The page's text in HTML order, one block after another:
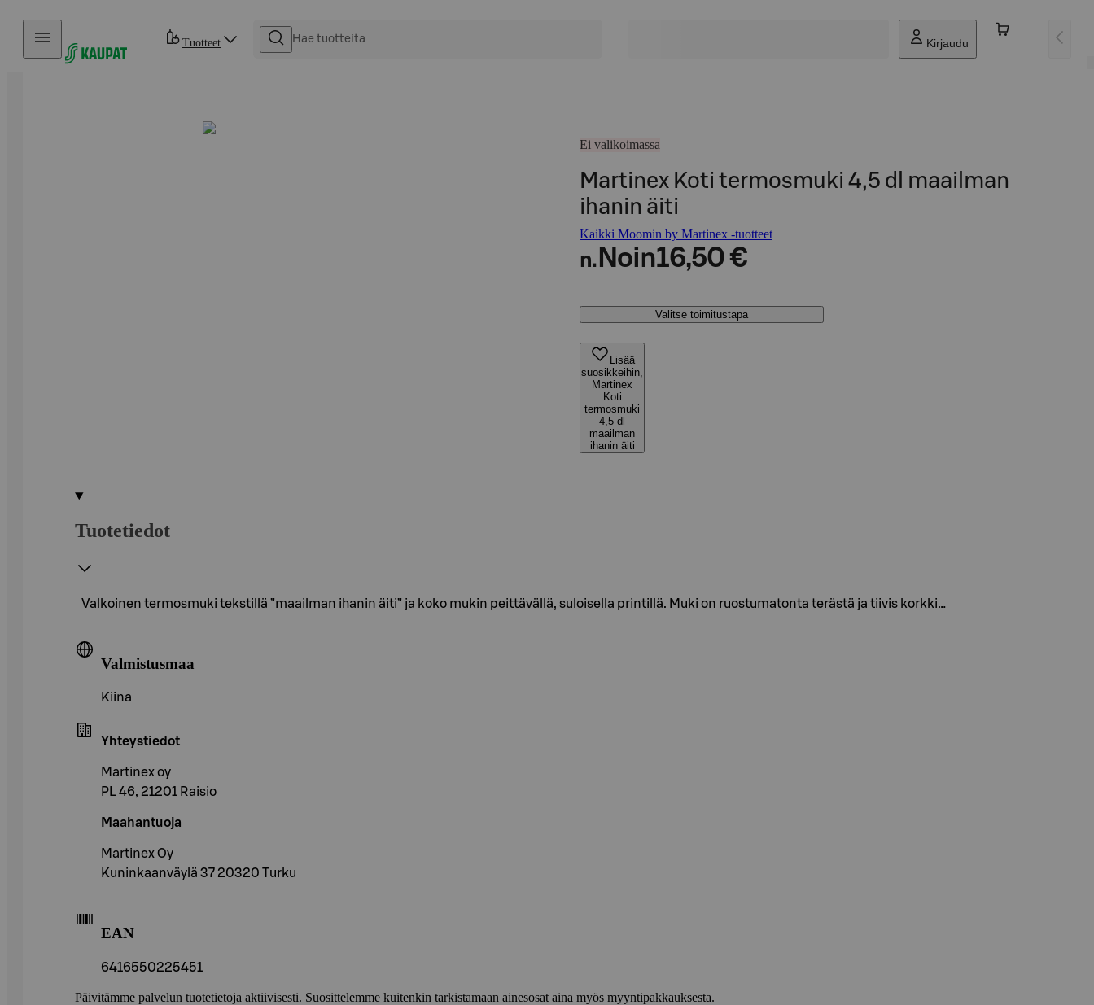
Hyppää sisältöön
Tuotteet Kirjaudu
Ei valikoimassa
Martinex Koti termosmuki 4,5 dl maailman
ihanin äiti
Kaikki Moomin by Martinex -tuotteet
n. Noin16,50 €
Valitse toimitustapa
Lisää
suosikkeihin,
Martinex
Koti
termosmuki
4,5 dl
maailman
ihanin äiti
Tuotetiedot
Valkoinen termosmuki tekstillä ”maailman ihanin äiti” ja koko mukin peittävällä, suloisella printillä. Muki on ruostumatonta terästä ja tiivis korkki…
Valmistusmaa
Kiina
Yhteystiedot
Martinex oy
PL 46, 21201 Raisio
Maahantuoja
Martinex Oy
Kuninkaanväylä 37 20320 Turku
EAN
6416550225451
Päivitämme palvelun tuotetietoja aktiivisesti. Suosittelemme kuitenkin tarkistamaan ainesosat aina myös myyntipakkauksesta.